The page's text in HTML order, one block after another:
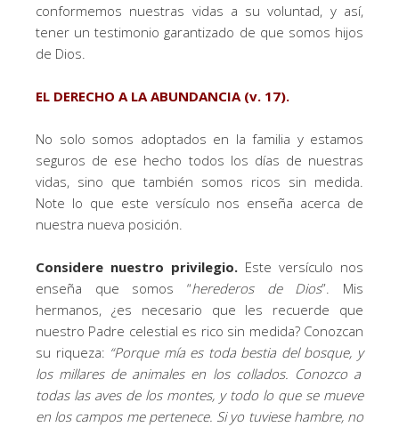
conformemos nuestras vidas a su voluntad, y así,
tener un testimonio garantizado de que somos hijos
de Dios.
EL DERECHO A LA ABUNDANCIA (v. 17).
No solo somos adoptados en la familia y estamos
seguros de ese hecho todos los días de nuestras
vidas, sino que también somos ricos sin medida.
Note lo que este versículo nos enseña acerca de
nuestra nueva posición.
Considere nuestro privilegio. Este versículo nos
enseña que somos “herederos de Dios”. Mis
hermanos, ¿es necesario que les recuerde que
nuestro Padre celestial es rico sin medida? Conozcan
su riqueza: “Porque mía es toda bestia del bosque, y
los millares de animales en los collados. Conozco a
todas las aves de los montes, ytodo lo que se mueve
en los campos me pertenece. Si yo tuviese hambre, no